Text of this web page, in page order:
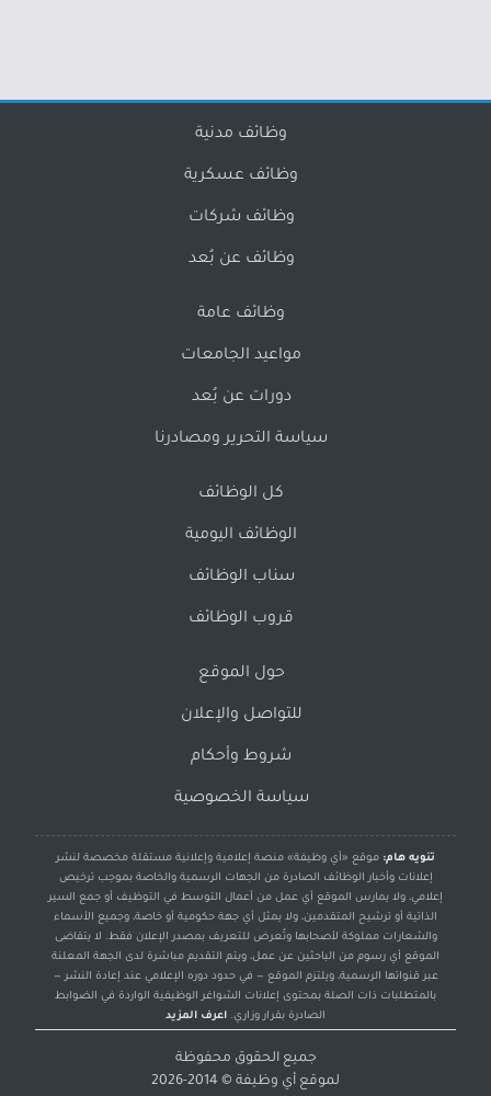
وظائف مدنية
وظائف عسكرية
وظائف شركات
وظائف عن بُعد
وظائف عامة
مواعيد الجامعات
دورات عن بُعد
سياسة التحرير ومصادرنا
كل الوظائف
الوظائف اليومية
سناب الوظائف
قروب الوظائف
حول الموقع
للتواصل والإعلان
شروط وأحكام
سياسة الخصوصية
تنويه هام: موقع «أي وظيفة» منصة إعلامية وإعلانية مستقلة مخصصة لنشر
إعلانات وأخبار الوظائف الصادرة من الجهات الرسمية والخاصة بموجب ترخيص
إعلامي، ولا يمارس الموقع أي عمل من أعمال التوسط في التوظيف أو جمع السير
الذاتية أو ترشيح المتقدمين، ولا يمثل أي جهة حكومية أو خاصة، وجميع الأسماء
والشعارات مملوكة لأصحابها وتُعرض للتعريف بمصدر الإعلان فقط. لا يتقاضى
الموقع أي رسوم من الباحثين عن عمل، ويتم التقديم مباشرة لدى الجهة المعلنة
عبر قنواتها الرسمية، ويلتزم الموقع — في حدود دوره الإعلامي عند إعادة النشر —
بالمتطلبات ذات الصلة بمحتوى إعلانات الشواغر الوظيفية الواردة في الضوابط
الصادرة بقرار وزاري. اعرف المزيد
جميع الحقوق محفوظة
لموقع أي وظيفة © 2014-2026